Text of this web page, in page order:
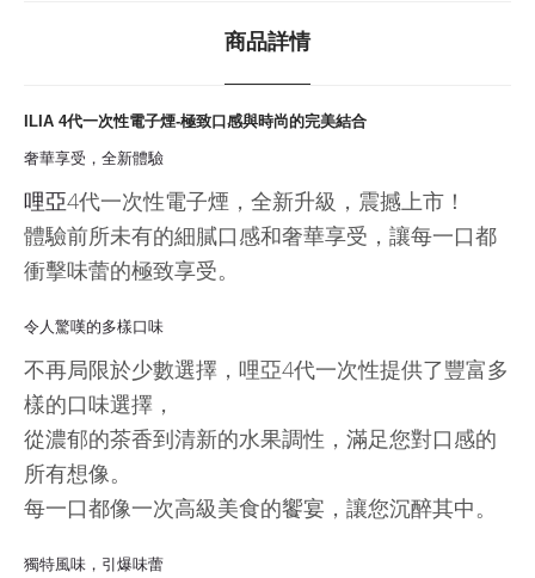
商品詳情
ILIA 4代一次性電子煙-極致口感與時尚的完美結合
奢華享受，全新體驗
哩亞4代一次性電子煙，全新升級，震撼上市！
體驗前所未有的細膩口感和奢華享受，讓每一口都
衝擊味蕾的極致享受。
令人驚嘆的多樣口味
不再局限於少數選擇，哩亞4代一次性提供了豐富多
樣的口味選擇，
從濃郁的茶香到清新的水果調性，滿足您對口感的
所有想像。
每一口都像一次高級美食的饗宴，讓您沉醉其中。
獨特風味，引爆味蕾